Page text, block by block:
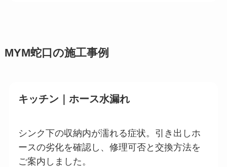
MYM蛇口の施工事例
キッチン｜ホース水漏れ
シンク下の収納内が濡れる症状。引き出しホ
ースの劣化を確認し、修理可否と交換方法を
ご案内しました。